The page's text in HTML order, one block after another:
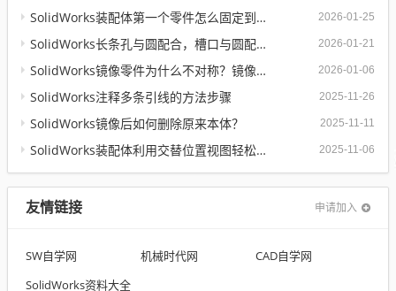
SolidWorks装配体第一个零件怎么固定到中心原点？90%的人一开始就做错了 2026-01-25
SolidWorks长条孔与圆配合，槽口与圆配合超快方法 2026-01-21
SolidWorks镜像零件为什么不对称？镜像命令使用详解 2026-01-06
SolidWorks注释多条引线的方法步骤 2025-11-26
SolidWorks镜像后如何删除原来本体？ 2025-11-11
SolidWorks装配体利用交替位置视图轻松实现两种状态工程图纸 2025-11-06
友情链接 申请加入
SW自学网 机械时代网
CAD自学网
SolidWorks资料大全